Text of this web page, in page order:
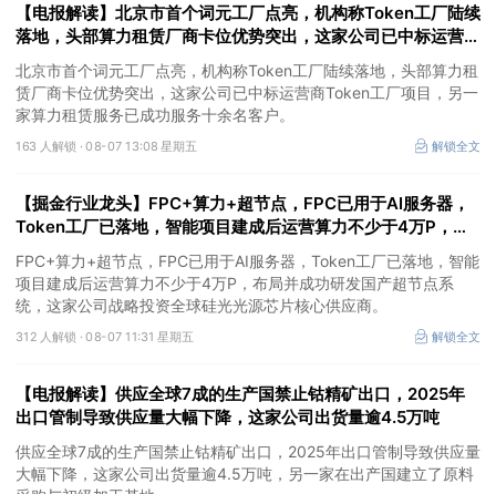
【电报解读】北京市首个词元工厂点亮，机构称Token工厂陆续
落地，头部算力租赁厂商卡位优势突出，这家公司已中标运营商
Token工厂项目
北京市首个词元工厂点亮，机构称Token工厂陆续落地，头部算力租
赁厂商卡位优势突出，这家公司已中标运营商Token工厂项目，另一
家算力租赁服务已成功服务十余名客户。
163 人解锁 ·08-07 13:08 星期五 解锁全文
【掘金行业龙头】FPC+算力+超节点，FPC已用于AI服务器，
Token工厂已落地，智能项目建成后运营算力不少于4万P，这
家公司布局并成功研发国产超节点系统
FPC+算力+超节点，FPC已用于AI服务器，Token工厂已落地，智能
项目建成后运营算力不少于4万P，布局并成功研发国产超节点系
统，这家公司战略投资全球硅光光源芯片核心供应商。
312 人解锁 ·08-07 11:31 星期五 解锁全文
【电报解读】供应全球7成的生产国禁止钴精矿出口，2025年
出口管制导致供应量大幅下降，这家公司出货量逾4.5万吨
供应全球7成的生产国禁止钴精矿出口，2025年出口管制导致供应量
大幅下降，这家公司出货量逾4.5万吨，另一家在出产国建立了原料